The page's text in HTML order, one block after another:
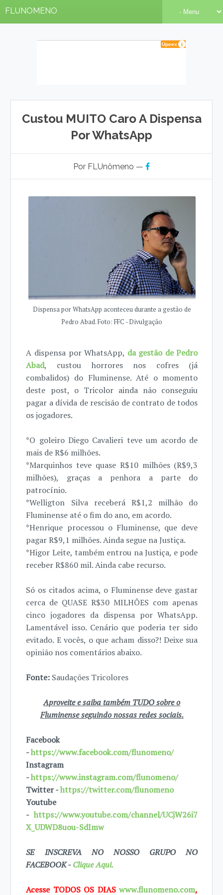
FLUNOMENO
Custou MUITO Caro A Dispensa
Por WhatsApp
Por FLUnômeno —
Dispensa por WhatsApp aconteceu durante a gestão de
Pedro Abad. Foto: FFC - Divulgação
A dispensa por WhatsApp, da gestão de Pedro
Abad, custou horrores nos cofres (já
combalidos) do Fluminense. Até o momento
deste post, o Tricolor ainda não conseguiu
pagar a dívida de rescisão de contrato de todos
os jogadores.
*O goleiro Diego Cavalieri teve um acordo de
mais de R$6 milhões.
*Marquinhos teve quase R$10 milhões (R$9,3
milhões), graças a penhora a parte do
patrocínio.
*Welligton Silva receberá R$1,2 milhão do
Fluminense até o fim do ano, em acordo.
*Henrique processou o Fluminense, que deve
pagar R$9,1 milhões. Ainda segue na Justiça.
*Higor Leite, também entrou na Justiça, e pode
receber R$860 mil. Ainda cabe recurso.
Só os citados acima, o Fluminense deve gastar
cerca de QUASE R$30 MILHÕES com apenas
cinco jogadores da dispensa por WhatsApp.
Lamentável isso. Cenário que poderia ter sido
evitado. E vocês, o que acham disso?! Deixe sua
opinião nos comentários abaixo.
Fonte: Saudações Tricolores
Aproveite e saiba também TUDO sobre o
Fluminense seguindo nossas redes sociais.
Facebook
-https://www.facebook.com/flunomeno/
Instagram
-https://www.instagram.com/flunomeno/
Twitter -https://twitter.com/flunomeno
Youtube
-https://www.youtube.com/channel/UCjW26i7
X_UDWD8uou-SdImw
SE INSCREVA NO NOSSO GRUPO NO
FACEBOOK -Clique Aqui.
Acesse TODOS OS DIASwww.flunomeno.com,